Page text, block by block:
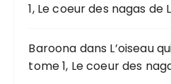
1, Le coeur des nagas de
Baroona dans L’oiseau
tome 1, Le coeur des